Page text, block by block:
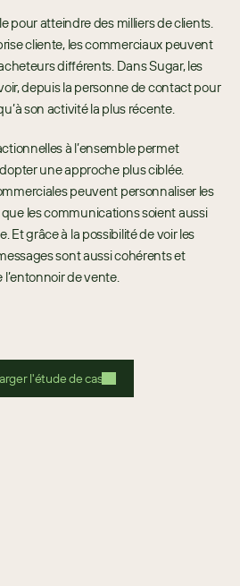
pour atteindre des milliers de clients.
cliente, les commerciaux peuvent
différents. Dans Sugar, les
depuis la personne de contact pour
son activité la plus récente.
à l’ensemble permet
une approche plus ciblée.
peuvent personnaliser les
les communications soient aussi
Et grâce à la possibilité de voir les
sont aussi cohérents et
de vente.
l'étude de cas